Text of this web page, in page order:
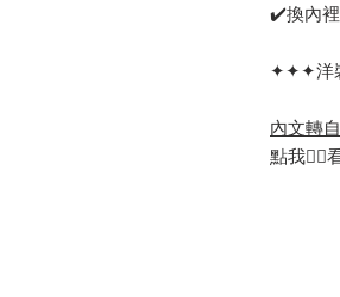
✔️換內裡
✦✦✦洋
內文轉
點我👆🏻